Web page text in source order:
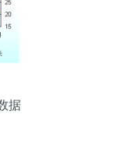
据